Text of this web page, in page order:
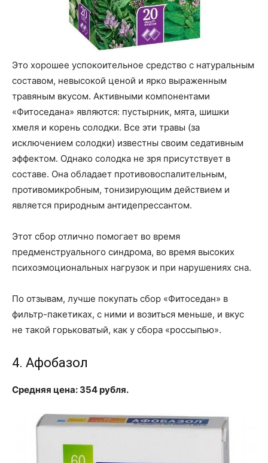
Это хорошее успокоительное средство с натуральным
составом, невысокой ценой и ярко выраженным
травяным вкусом. Активными компонентами
«Фитоседана» являются: пустырник, мята, шишки
хмеля и корень солодки. Все эти травы (за
исключением солодки) известны своим седативным
эффектом. Однако солодка не зря присутствует в
составе. Она обладает противовоспалительным,
противомикробным, тонизирующим действием и
является природным антидепрессантом.
Этот сбор отлично помогает во время
предменструального синдрома, во время высоких
психоэмоциональных нагрузок и при нарушениях сна.
По отзывам, лучше покупать сбор «Фитоседан» в
фильтр-пакетиках, с ними и возиться меньше, и вкус
не такой горьковатый, как у сбора «россыпью».
4. Афобазол
Средняя цена: 354 рубля.